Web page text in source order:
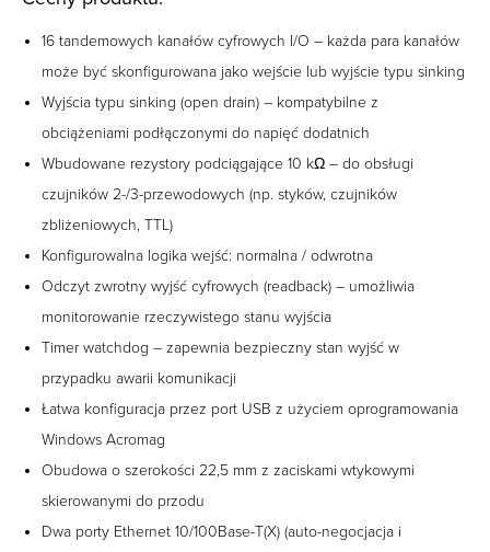
16 tandemowych kanałów cyfrowych I/O – każda para kanałów
może być skonfigurowana jako wejście lub wyjście typu sinking
Wyjścia typu sinking (open drain) – kompatybilne z
obciążeniami podłączonymi do napięć dodatnich
Wbudowane rezystory podciągające 10 kΩ – do obsługi
czujników 2-/3-przewodowych (np. styków, czujników
zbliżeniowych, TTL)
Konfigurowalna logika wejść: normalna / odwrotna
Odczyt zwrotny wyjść cyfrowych (readback) – umożliwia
monitorowanie rzeczywistego stanu wyjścia
Timer watchdog – zapewnia bezpieczny stan wyjść w
przypadku awarii komunikacji
Łatwa konfiguracja przez port USB z użyciem oprogramowania
Windows Acromag
Obudowa o szerokości 22,5 mm z zaciskami wtykowymi
skierowanymi do przodu
Dwa porty Ethernet 10/100Base-T(X) (auto-negocjacja i